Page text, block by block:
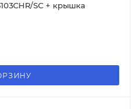
SC + крышка